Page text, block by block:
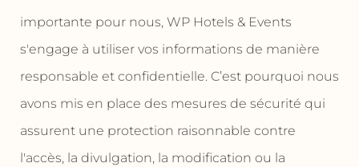
importante pour nous, WP Hotels & Events
s'engage à utiliser vos informations de manière
responsable et confidentielle. C’est pourquoi nous
avons mis en place des mesures de sécurité qui
assurent une protection raisonnable contre
l'accès, la divulgation, la modification ou la